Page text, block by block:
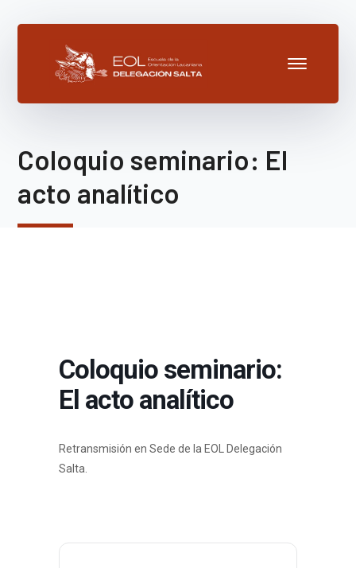
Coloquio seminario: El
acto analítico
Coloquio seminario:
El acto analítico
Retransmisión en Sede de la EOL Delegación
Salta.